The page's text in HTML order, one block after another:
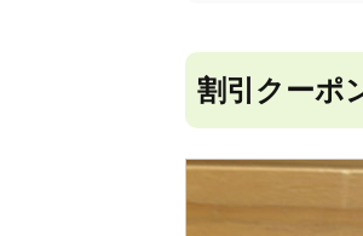
割引クーポ